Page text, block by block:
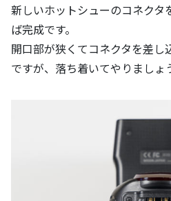
新しいホットシューのコネク
ば完成です。
開口部が狭くてコネクタを差し
ですが、落ち着いてやりましょ